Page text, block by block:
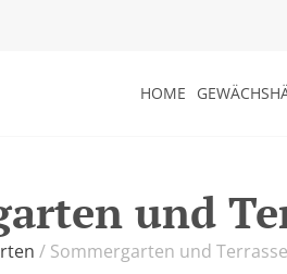
HOME
und
/ Sommergarten und